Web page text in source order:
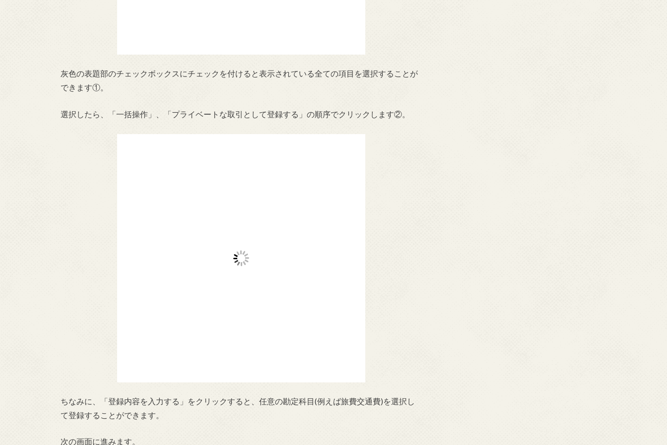
灰色の表題部のチェックボックスにチェックを付けると表示されている全ての項目を選択することが
できます①。
選択したら、「一括操作」、「プライベートな取引として登録する」の順序でクリックします②。
ちなみに、「登録内容を入力する」をクリックすると、任意の勘定科目(例えば旅費交通費)を選択し
て登録することができます。
次の画面に進みます。